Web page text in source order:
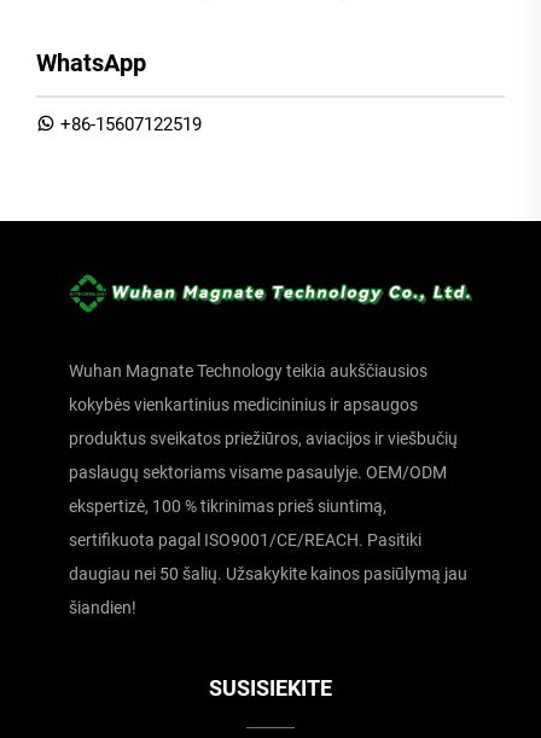
WhatsApp
+86-15607122519
Wuhan Magnate Technology teikia aukščiausios
kokybės vienkartinius medicininius ir apsaugos
produktus sveikatos priežiūros, aviacijos ir viešbučių
paslaugų sektoriams visame pasaulyje. OEM/ODM
ekspertizė, 100 % tikrinimas prieš siuntimą,
sertifikuota pagal ISO9001/CE/REACH. Pasitiki
daugiau nei 50 šalių. Užsakykite kainos pasiūlymą jau
šiandien!
SUSISIEKITE